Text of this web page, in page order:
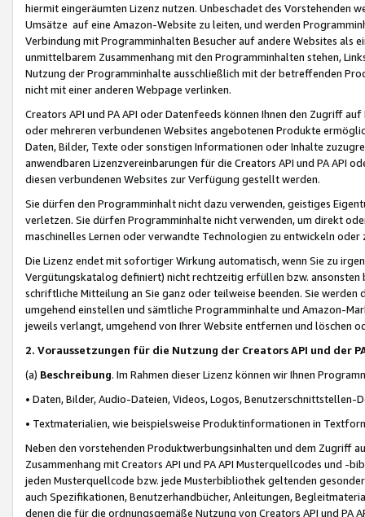
hiermit eingeräumten Lizenz nutzen. Unbeschadet des Vorstehenden
Umsätze auf eine Amazon-Website zu leiten, und werden
Verbindung mit Programminhalten Besucher auf andere Websites als
unmittelbarem Zusammenhang mit den Programminhalten stehen,
Nutzung der Programminhalte ausschließlich mit der betreffenden
nicht mit einer anderen Webpage verlinken.
Creators API und PA API oder Datenfeeds können Ihnen den Zugriff
oder mehreren verbundenen Websites angebotenen Produkte
Daten, Bilder, Texte oder sonstigen Informationen oder Inhalte
anwendbaren Lizenzvereinbarungen für die Creators API und PA API
diesen verbundenen Websites zur Verfügung gestellt werden.
Sie dürfen den Programminhalt nicht dazu verwenden, geistiges
verletzen. Sie dürfen Programminhalte nicht verwenden, um direkt
maschinelles Lernen oder verwandte Technologien zu entwickeln
Die Lizenz endet mit sofortiger Wirkung automatisch, wenn Sie zu
Vergütungskatalog definiert) nicht rechtzeitig erfüllen bzw. ansonsten
schriftliche Mitteilung an Sie ganz oder teilweise beenden. Sie werden
umgehend einstellen und sämtliche Programminhalte und Amazon-
jeweils verlangt, umgehend von Ihrer Website entfernen und löschen
2. Voraussetzungen für die Nutzung der Creators API und der
(a) Beschreibung. Im Rahmen dieser Lizenz können wir Ihnen
• Daten, Bilder, Audio-Dateien, Videos, Logos, Benutzerschnittstellen-
• Textmaterialien, wie beispielsweise Produktinformationen in
Neben den vorstehenden Produktwerbungsinhalten und dem Zugriff
Zusammenhang mit Creators API und PA API Musterquellcodes und
jeden Musterquellcode bzw. jede Musterbibliothek geltenden
auch Spezifikationen, Benutzerhandbücher, Anleitungen,
denen die für die ordnungsgemäße Nutzung von Creators API und PA